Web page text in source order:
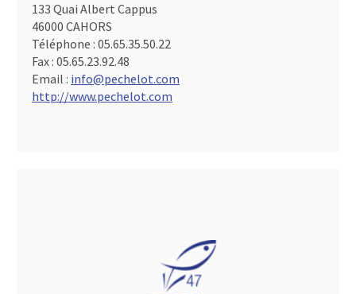
133 Quai Albert Cappus
46000 CAHORS
Téléphone : 05.65.35.50.22
Fax : 05.65.23.92.48
Email : info@pechelot.com
http://www.pechelot.com